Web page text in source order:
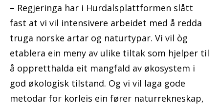
– Regjeringa har i Hurdalsplattformen slått
fast at vi vil intensivere arbeidet med å redda
truga norske artar og naturtypar. Vi vil òg
etablera ein meny av ulike tiltak som hjelper til
å oppretthalda eit mangfald av økosystem i
god økologisk tilstand. Og vi vil laga gode
metodar for korleis ein fører naturrekneskap,